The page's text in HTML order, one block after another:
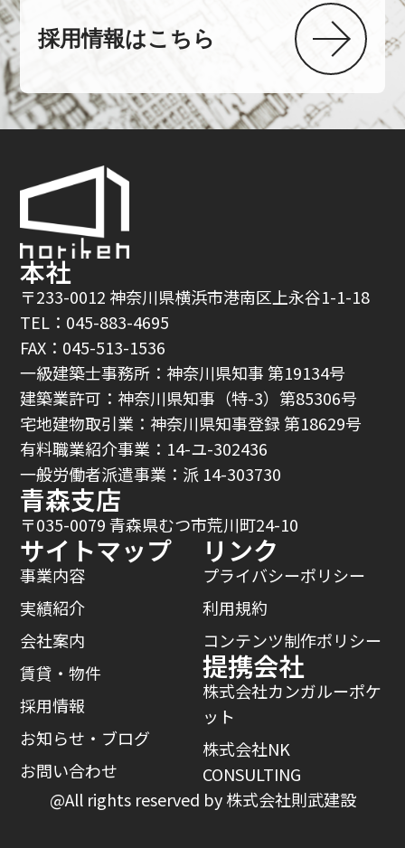
採用情報はこちら
本社
〒233-0012 神奈川県横浜市港南区上永谷1-1-18
TEL：045-883-4695
FAX：045-513-1536
一級建築士事務所：神奈川県知事 第19134号
建築業許可：神奈川県知事（特-3）第85306号
宅地建物取引業：神奈川県知事登録 第18629号
有料職業紹介事業：14-ユ-302436
一般労働者派遣事業：派 14-303730
青森支店
〒035-0079 青森県むつ市荒川町24-10
サイトマップ
事業内容
実績紹介
会社案内
賃貸・物件
採用情報
お知らせ・ブログ
お問い合わせ
リンク
プライバシーポリシー
利用規約
コンテンツ制作ポリシー
提携会社
株式会社カンガルーポケ
ット
株式会社NK
CONSULTING
@All rights reserved by 株式会社則武建設